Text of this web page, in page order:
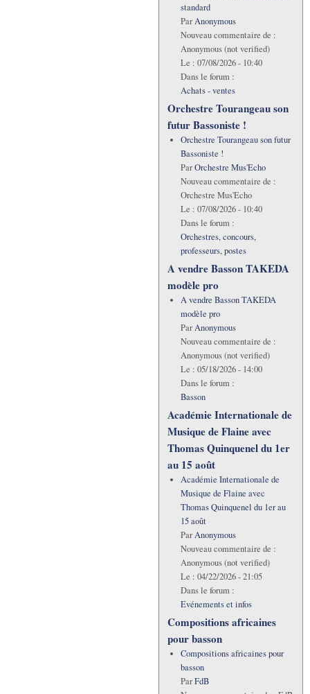
standard
ParAnonymous
Nouveau commentaire de :
Anonymous (not verified)
Le : 07/08/2026 - 10:40
Dans le forum :
Achats - ventes
Orchestre Tourangeau son
futur Bassoniste !
Orchestre Tourangeau son futur
Bassoniste !
ParOrchestre Mus'Echo
Nouveau commentaire de :
Orchestre Mus'Echo
Le : 07/08/2026 - 10:40
Dans le forum :
Orchestres, concours,
professeurs, postes
A vendre Basson TAKEDA
modèle pro
A vendre Basson TAKEDA
modèle pro
ParAnonymous
Nouveau commentaire de :
Anonymous (not verified)
Le : 05/18/2026 - 14:00
Dans le forum :
Basson
Académie Internationale de
Musique de Flaine avec
Thomas Quinquenel du 1er
au 15 août
Académie Internationale de
Musique de Flaine avec
Thomas Quinquenel du 1er au
15 août
ParAnonymous
Nouveau commentaire de :
Anonymous (not verified)
Le : 04/22/2026 - 21:05
Dans le forum :
Evénements et infos
Compositions africaines
pour basson
Compositions africaines pour
basson
ParFdB